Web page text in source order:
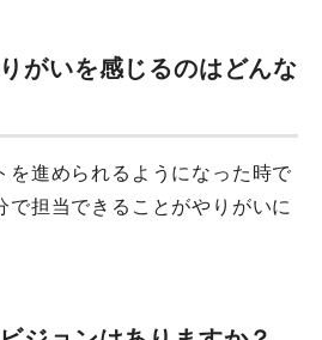
がいを感じるのはどんな
進められるようになった時で
で担当できることがやりがいに